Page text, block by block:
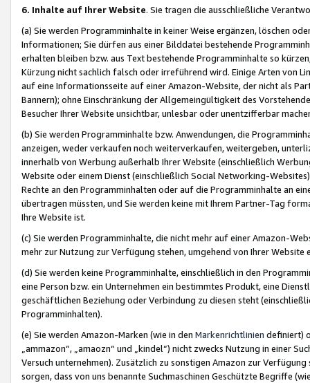
6. Inhalte auf Ihrer Website. Sie tragen die ausschließliche
(a) Sie werden Programminhalte in keiner Weise ergänzen, löschen
Informationen; Sie dürfen aus einer Bilddatei bestehende
erhalten bleiben bzw. aus Text bestehende Programminhalte so
Kürzung nicht sachlich falsch oder irreführend wird. Einige Arten von
auf eine Informationsseite auf einer Amazon-Website, der nicht als
Bannern); ohne Einschränkung der Allgemeingültigkeit des
Besucher Ihrer Website unsichtbar, unlesbar oder unentzifferbar
(b) Sie werden Programminhalte bzw. Anwendungen, die
anzeigen, weder verkaufen noch weiterverkaufen, weitergeben,
innerhalb von Werbung außerhalb Ihrer Website (einschließlich
Website oder einem Dienst (einschließlich Social Networking-
Rechte an den Programminhalten oder auf die Programminhalte an
übertragen müssten, und Sie werden keine mit Ihrem Partner-Tag
Ihre Website ist.
(c) Sie werden Programminhalte, die nicht mehr auf einer Amazon-
mehr zur Nutzung zur Verfügung stehen, umgehend von Ihrer
(d) Sie werden keine Programminhalte, einschließlich in den
eine Person bzw. ein Unternehmen ein bestimmtes Produkt, eine
geschäftlichen Beziehung oder Verbindung zu diesen steht
Programminhalten).
(e) Sie werden Amazon-Marken (wie in den Markenrichtlinien definiert)
„ammazon“, „amaozn“ und „kindel“) nicht zwecks Nutzung in einer
Versuch unternehmen). Zusätzlich zu sonstigen Amazon zur
sorgen, dass von uns benannte Suchmaschinen Geschützte Begriffe